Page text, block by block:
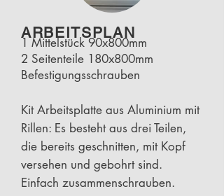
ARBEITSPLAN
1 Mittelstück 90x800mm
2 Seitenteile 180x800mm
Befestigungsschrauben
Kit Arbeitsplatte aus Aluminium mit
Rillen: Es besteht aus drei Teilen,
die bereits geschnitten, mit Kopf
versehen und gebohrt sind.
Einfach zusammenschrauben.